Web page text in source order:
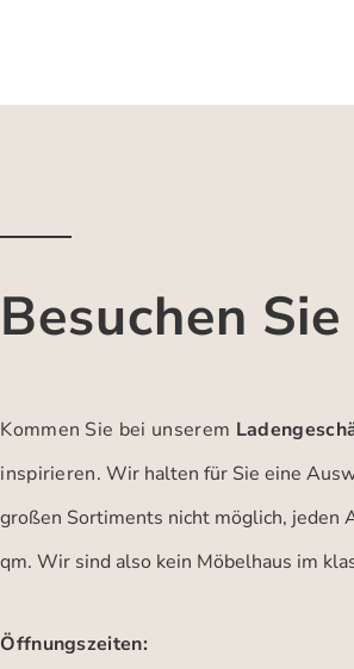
Besuchen
Kommen Sie bei unserem
inspirieren.Wir halten für Sie eine
großen Sortiments nicht möglich, jeden
qm. Wir sind also kein Möbelhaus im
Öffnungszeiten: